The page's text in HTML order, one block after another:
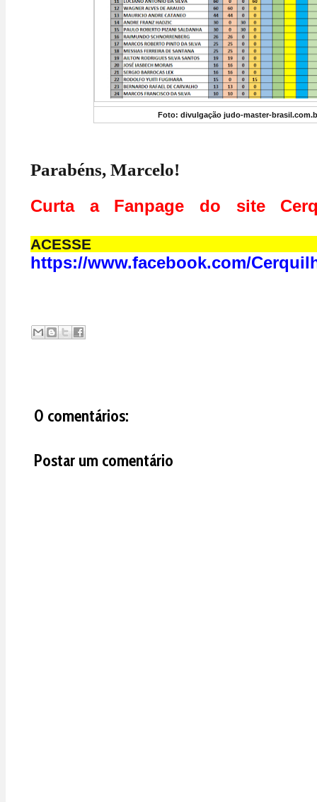
Foto: divulgação judo-master-
Parabéns, Marcelo!
Curta a Fanpage do site
https://www.facebook.com/
0 comentários:
Postar um comentário